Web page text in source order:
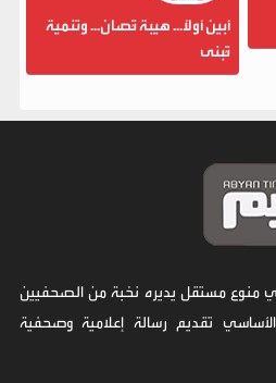
أبين أولاً... هيبة تُصان... وتنمية
تُبنى
منوع مستقل يديره نخبة من الصحفيين
الأساسي تقديم رسالة إعلامية وصحفية